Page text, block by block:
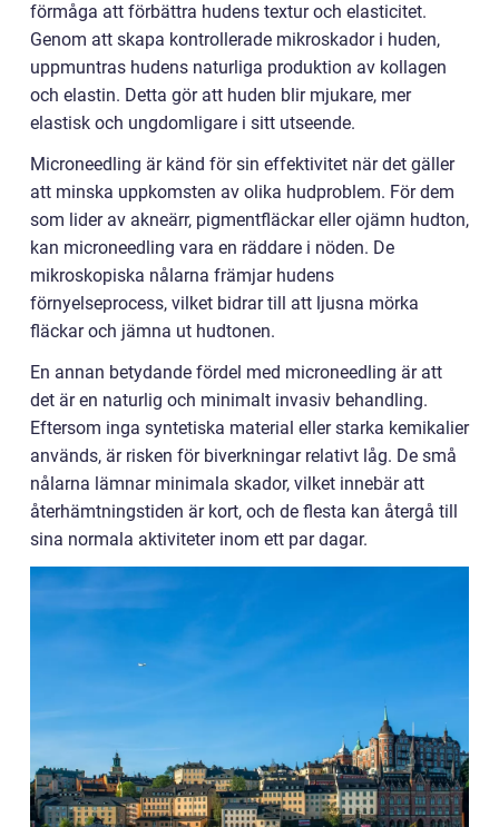
förmåga att förbättra hudens textur och elasticitet.
Genom att skapa kontrollerade mikroskador i huden,
uppmuntras hudens naturliga produktion av kollagen
och elastin. Detta gör att huden blir mjukare, mer
elastisk och ungdomligare i sitt utseende.
Microneedling är känd för sin effektivitet när det gäller
att minska uppkomsten av olika hudproblem. För dem
som lider av akneärr, pigmentfläckar eller ojämn hudton,
kan microneedling vara en räddare i nöden. De
mikroskopiska nålarna främjar hudens
förnyelseprocess, vilket bidrar till att ljusna mörka
fläckar och jämna ut hudtonen.
En annan betydande fördel med microneedling är att
det är en naturlig och minimalt invasiv behandling.
Eftersom inga syntetiska material eller starka kemikalier
används, är risken för biverkningar relativt låg. De små
nålarna lämnar minimala skador, vilket innebär att
återhämtningstiden är kort, och de flesta kan återgå till
sina normala aktiviteter inom ett par dagar.